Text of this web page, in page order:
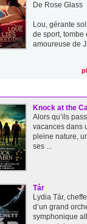
De Rose Glass
Lou, gérante
de sport, tombe
amoureuse de
Knock at the
Alors qu’ils
vacances dans
pleine nature,
ses ...
Tár
Lydia Tár,
d’un grand
symphonique